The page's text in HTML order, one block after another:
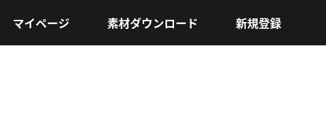
マイページ 素材ダウンロード 新規登録